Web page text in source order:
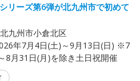
リーズ第6弾が北九州市で初めて
九州市小倉北区
年7月4日(土)～9月13日(日) ※7
8月31日(月)を除き土日祝開催